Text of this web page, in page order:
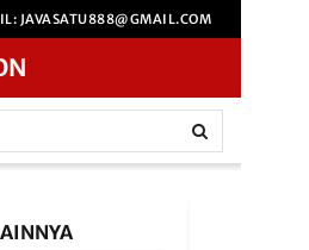
JAVASATU888@GMAIL.COM